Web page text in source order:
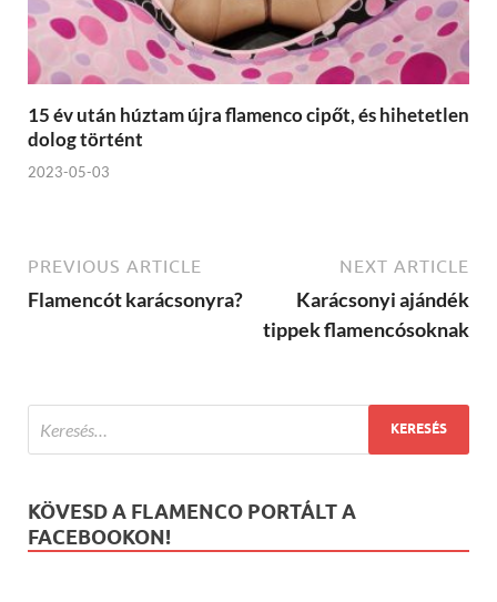
15 év után húztam újra flamenco cipőt, és hihetetlen
dolog történt
2023-05-03
PREVIOUS ARTICLE
Flamencót karácsonyra?
NEXT ARTICLE
Karácsonyi ajándék
tippek flamencósoknak
KÖVESD A FLAMENCO PORTÁLT A
FACEBOOKON!